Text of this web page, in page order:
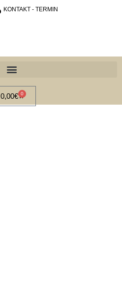
KONTAKT - TERMIN
0,00€ 0